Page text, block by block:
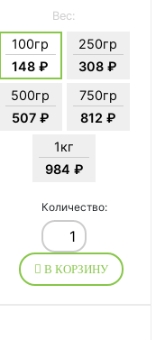
Вес:
100гр
148 ₽
250гр
308 ₽
500гр
507 ₽
750гр
812 ₽
1кг
984 ₽
Количество:
В КОРЗИНУ